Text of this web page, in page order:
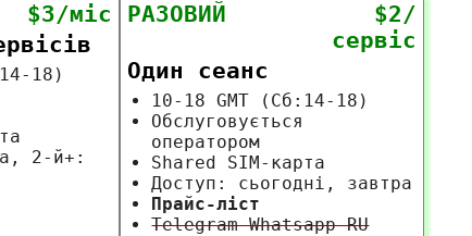
$3/міс
18)
2-й+:
РАЗОВИЙ
$2/
сервіс
Один сеанс
10-18 GMT (Сб:14-18)
Обслуговується
оператором
Shared SIM-карта
Доступ: сьогодні, завтра
Прайс-ліст
Telegram Whatsapp RU